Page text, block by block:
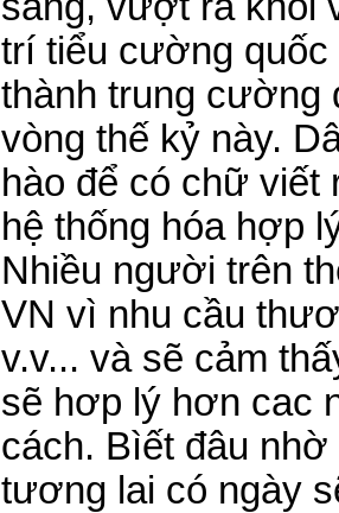
trí tiểu cường
thành trung cường
vòng thế kỷ này.
hào để có chữ
hệ thống hóa hợp
Nhiều người trên
VN vì nhu cầu
v.v... và sẽ cảm
sẽ hơp lý hơn cac
cách. Bìết đâu
tương lai có ngày